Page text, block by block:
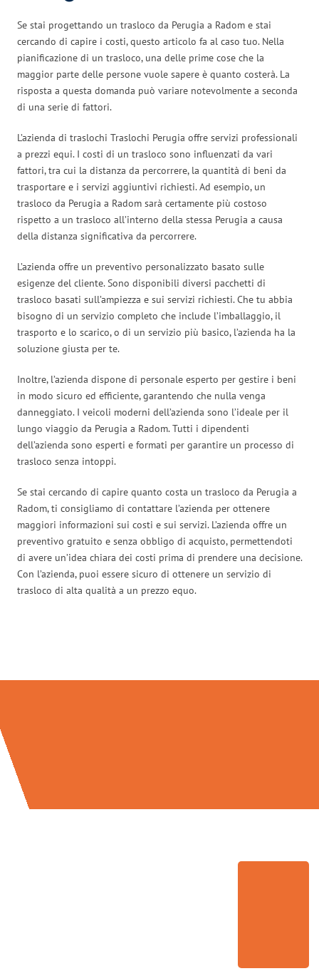
Se stai progettando un trasloco da Perugia a Radom e stai
cercando di capire i costi, questo articolo fa al caso tuo. Nella
pianificazione di un trasloco, una delle prime cose che la
maggior parte delle persone vuole sapere è quanto costerà. La
risposta a questa domanda può variare notevolmente a seconda
di una serie di fattori.
L’azienda di traslochi Traslochi Perugia offre servizi professionali
a prezzi equi. I costi di un trasloco sono influenzati da vari
fattori, tra cui la distanza da percorrere, la quantità di beni da
trasportare e i servizi aggiuntivi richiesti. Ad esempio, un
trasloco da Perugia a Radom sarà certamente più costoso
rispetto a un trasloco all’interno della stessa Perugia a causa
della distanza significativa da percorrere.
L’azienda offre un preventivo personalizzato basato sulle
esigenze del cliente. Sono disponibili diversi pacchetti di
trasloco basati sull’ampiezza e sui servizi richiesti. Che tu abbia
bisogno di un servizio completo che include l’imballaggio, il
trasporto e lo scarico, o di un servizio più basico, l’azienda ha la
soluzione giusta per te.
Inoltre, l’azienda dispone di personale esperto per gestire i beni
in modo sicuro ed efficiente, garantendo che nulla venga
danneggiato. I veicoli moderni dell’azienda sono l’ideale per il
lungo viaggio da Perugia a Radom. Tutti i dipendenti
dell’azienda sono esperti e formati per garantire un processo di
trasloco senza intoppi.
Se stai cercando di capire quanto costa un trasloco da Perugia a
Radom, ti consigliamo di contattare l’azienda per ottenere
maggiori informazioni sui costi e sui servizi. L’azienda offre un
preventivo gratuito e senza obbligo di acquisto, permettendoti
di avere un’idea chiara dei costi prima di prendere una decisione.
Con l’azienda, puoi essere sicuro di ottenere un servizio di
trasloco di alta qualità a un prezzo equo.